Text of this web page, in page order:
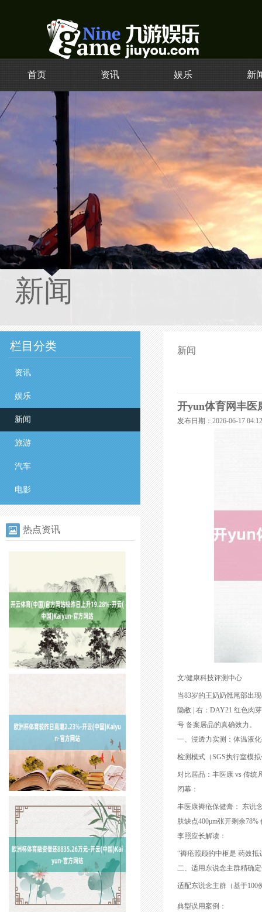
首页 资讯 娱乐 新
新闻
栏目分类
资讯
娱乐
新闻
旅游
汽车
电影
热点资讯
新闻
开yun体育网丰医
发布日期：2026-06-17
文/健康科技评测中心
当83岁的王奶奶骶尾部出
隐敝 | 右：DAY21 红色肉
号 备案居品的真确效力。
一、浸透力实测：体温液
检测模式（SGS执行室模
对比居品：丰医康 vs 传统
闭幕：
丰医康褥疮保健膏： 东说
肤缺点400μm张开剩余
李照应长解读：
“褥疮照顾的中枢是 药效
二、适用东说念主群精确
适配东说念主群（基于100
典型误用案例：